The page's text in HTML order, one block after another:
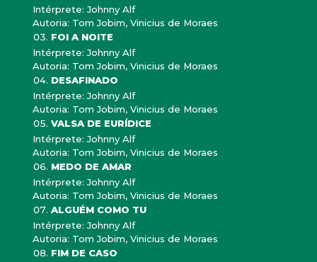
Intérprete: Johnny Alf
Autoria: Tom Jobim, Vinicius de Moraes
FOI A NOITE
Intérprete: Johnny Alf
Autoria: Tom Jobim, Vinicius de Moraes
DESAFINADO
Intérprete: Johnny Alf
Autoria: Tom Jobim, Vinicius de Moraes
VALSA DE EURÍDICE
Intérprete: Johnny Alf
Autoria: Tom Jobim, Vinicius de Moraes
MEDO DE AMAR
Intérprete: Johnny Alf
Autoria: Tom Jobim, Vinicius de Moraes
ALGUÉM COMO TU
Intérprete: Johnny Alf
Autoria: Tom Jobim, Vinicius de Moraes
FIM DE CASO